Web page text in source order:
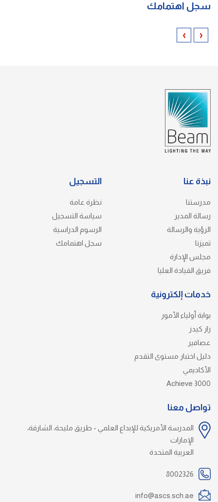
سجل اهتمامك
‹
›
نبذة عنا
مدرستنا
رسالة المدير
الرؤية والرسالة
تميزنا
مجلس الإدارة
فريق القيادة العليا
التسجيل
نظرة عامة
سياسة التسجيل
الرسوم الدراسية
سجل اهتمامك
خدمات إلكترونية
بوابة أولياء الأمور
راز كيدز
عصافير
دليل اختبار مستوى التقدم
الأكاديمي
Achieve 3000
تواصل معنا
المدرسة الأمريكية للإبداع العلمي - طريق مليحة، الشارقة،
الإمارات
العربية المتحدة
8002326
info@ascs.sch.ae